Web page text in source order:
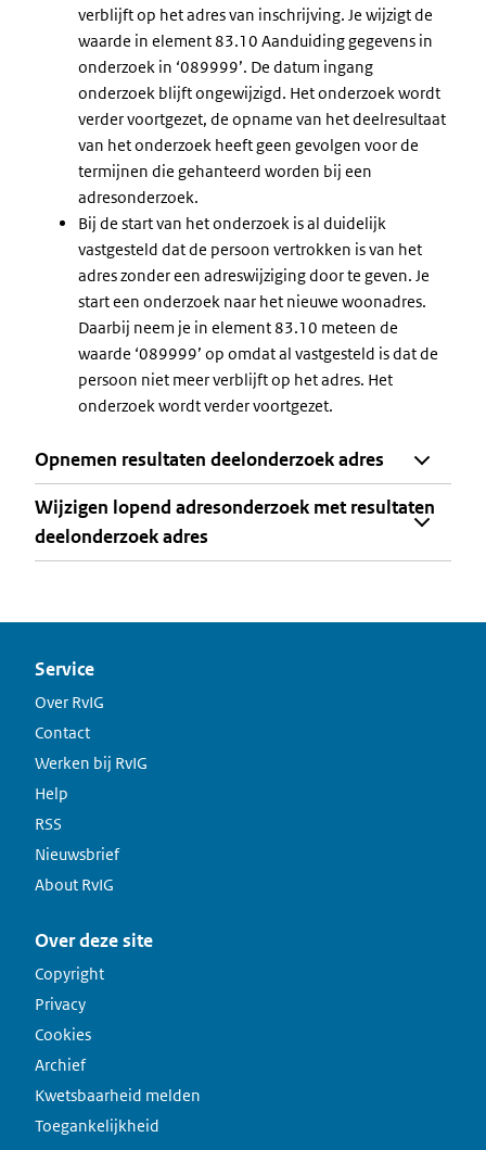
verblijft op het adres van inschrijving. Je wijzigt de
waarde in element 83.10 Aanduiding gegevens in
onderzoek in ‘089999’. De datum ingang
onderzoek blijft ongewijzigd. Het onderzoek wordt
verder voortgezet, de opname van het deelresultaat
van het onderzoek heeft geen gevolgen voor de
termijnen die gehanteerd worden bij een
adresonderzoek.
Bij de start van het onderzoek is al duidelijk
vastgesteld dat de persoon vertrokken is van het
adres zonder een adreswijziging door te geven. Je
start een onderzoek naar het nieuwe woonadres.
Daarbij neem je in element 83.10 meteen de
waarde ‘089999’ op omdat al vastgesteld is dat de
persoon niet meer verblijft op het adres. Het
onderzoek wordt verder voortgezet.
Opnemen resultaten deelonderzoek adres
Wijzigen lopend adresonderzoek met resultaten
deelonderzoek adres
Service
Over RvIG
Contact
Werken bij RvIG
Help
RSS
Nieuwsbrief
About RvIG
Over deze site
Copyright
Privacy
Cookies
Archief
Kwetsbaarheid melden
Toegankelijkheid